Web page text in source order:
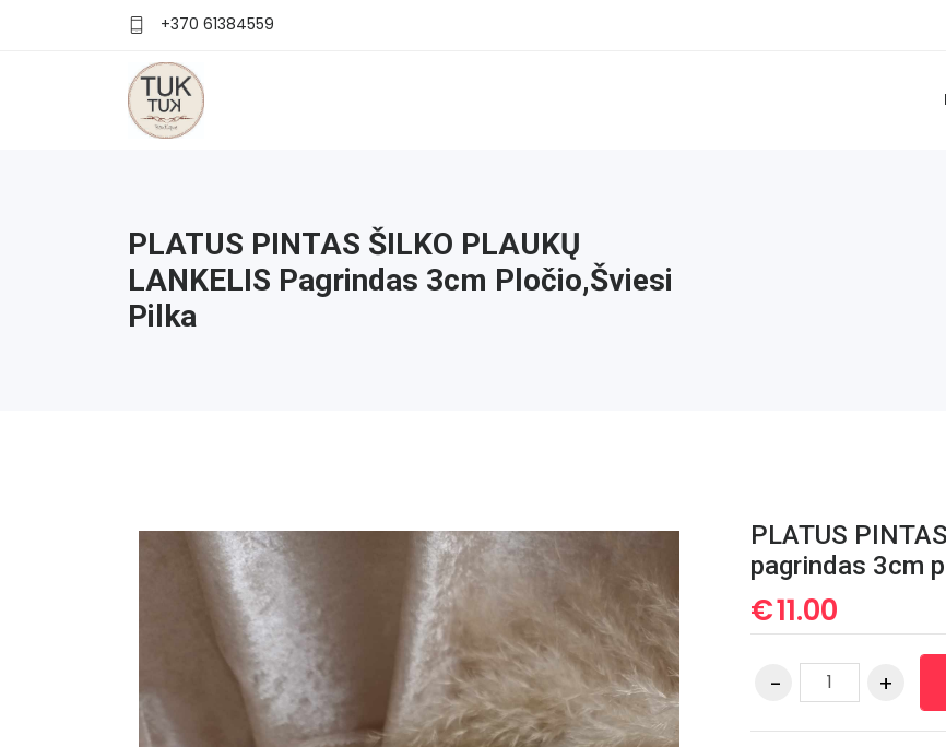
+370 61384559
PLATUS PINTAS ŠILKO PLAUKŲ
LANKELIS Pagrindas 3cm Pločio,šviesi
Pilka
PLATUS
pagrindas 3cm
€11.00